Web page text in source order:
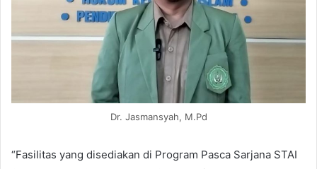
Dr. Jasmansyah, M.Pd
“Fasilitas yang disediakan di Program Pasca Sarjana STAI